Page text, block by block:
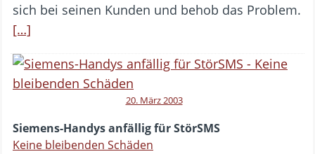
sich bei seinen Kunden und behob das Problem.
[…]
20. März 2003
Siemens-Handys anfällig für StörSMS
Keine bleibenden Schäden